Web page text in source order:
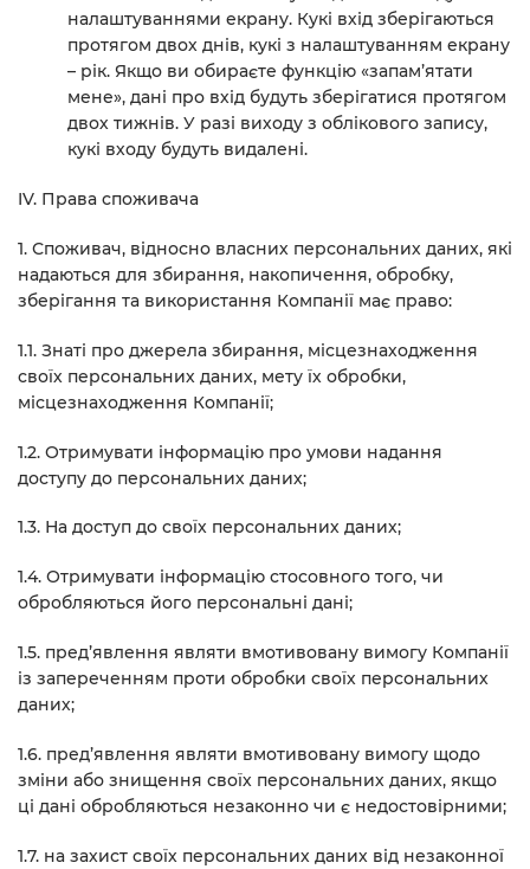
налаштуваннями екрану. Кукі вхід зберігаються
протягом двох днів, кукі з налаштуванням екрану
– рік. Якщо ви обираєте функцію «запам’ятати
мене», дані про вхід будуть зберігатися протягом
двох тижнів. У разі виходу з облікового запису,
кукі входу будуть видалені.
IV. Права споживача
1. Споживач, відносно власних персональних даних, які
надаються для збирання, накопичення, обробку,
зберігання та використання Компанії має право:
1.1. Знаті про джерела збирання, місцезнаходження
своїх персональних даних, мету їх обробки,
місцезнаходження Компанії;
1.2. Отримувати інформацію про умови надання
доступу до персональних даних;
1.3. На доступ до своїх персональних даних;
1.4. Отримувати інформацію стосовного того, чи
обробляються його персональні дані;
1.5. пред’явлення являти вмотивовану вимогу Компанії
із запереченням проти обробки своїх персональних
даних;
1.6. пред’явлення являти вмотивовану вимогу щодо
зміни або знищення своїх персональних даних, якщо
ці дані обробляються незаконно чи є недостовірними;
1.7. на захист своїх персональних даних від незаконної